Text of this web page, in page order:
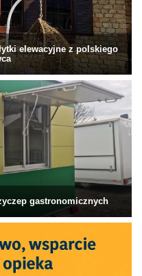
elewacyjne z polskiego
gastronomicznych